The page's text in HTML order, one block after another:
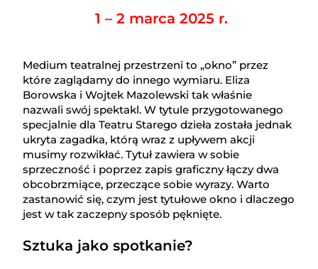
1 – 2 marca 2025 r.
Medium teatralnej przestrzeni to „okno” przez
które zaglądamy do innego wymiaru. Eliza
Borowska i Wojtek Mazolewski tak właśnie
nazwali swój spektakl. W tytule przygotowanego
specjalnie dla Teatru Starego dzieła została jednak
ukryta zagadka, którą wraz z upływem akcji
musimy rozwikłać. Tytuł zawiera w sobie
sprzeczność i poprzez zapis graficzny łączy dwa
obcobrzmiące, przeczące sobie wyrazy. Warto
zastanowić się, czym jest tytułowe okno i dlaczego
jest w tak zaczepny sposób pęknięte.
Sztuka jako spotkanie?